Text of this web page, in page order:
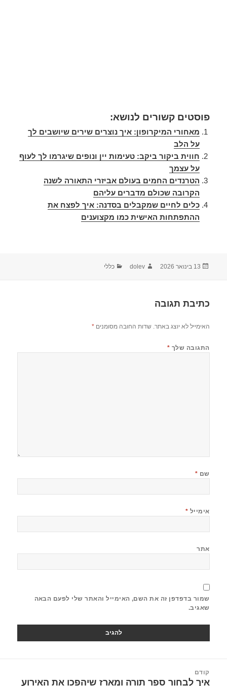
פוסטים קשורים לנושא:
מאחורי המיקרופון: איך נוצרים שירים שיושבים לך
על הלב
חווית ביקור ביקב: טעימות יין ונופים שיגרמו לך לעוף
על עצמך
הטרנדים החמים בעולם אביזרי התאורה לשנה
הקרובה שכולם מדברים עליהם
כלים לחיים שמקבלים בסדנה: איך לפצח את
ההתפתחות האישית כמו מקצוענים
13 בינואר 2026 dolev כללי
כתיבת תגובה
האימייל לא יוצג באתר. שדות החובה מסומנים*
התגובה שלך *
שם *
אימייל *
אתר
שמור בדפדפן זה את השם, האימייל והאתר שלי לפעם הבאה
שאגיב.
קודם
איך לבחור ספר תורה ומארז שיהפכו את האירוע